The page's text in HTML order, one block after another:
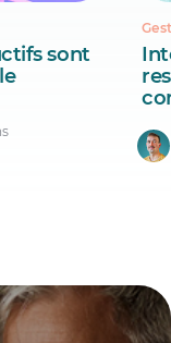
sont